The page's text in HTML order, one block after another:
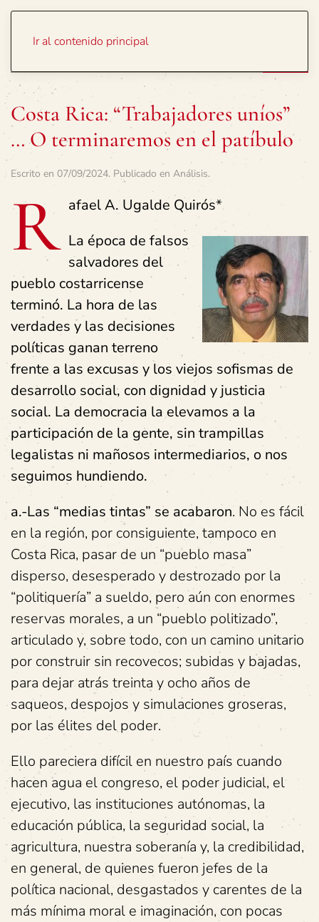
Ir al contenido principal
Costa Rica: “Trabajadores uníos”
… O terminaremos en el patíbulo
Escrito en 07/09/2024. Publicado en Análisis.
R afael A. Ugalde Quirós*
La época de falsos
salvadores del
pueblo costarricense
terminó. La hora de las
verdades y las decisiones
políticas ganan terreno
frente a las excusas y los viejos sofismas de
desarrollo social, con dignidad y justicia
social. La democracia la elevamos a la
participación de la gente, sin trampillas
legalistas ni mañosos intermediarios, o nos
seguimos hundiendo.
a.-Las “medias tintas” se acabaron. No es fácil
en la región, por consiguiente, tampoco en
Costa Rica, pasar de un “pueblo masa”
disperso, desesperado y destrozado por la
“politiquería” a sueldo, pero aún con enormes
reservas morales, a un “pueblo politizado”,
articulado y, sobre todo, con un camino unitario
por construir sin recovecos; subidas y bajadas,
para dejar atrás treinta y ocho años de
saqueos, despojos y simulaciones groseras,
por las élites del poder.
Ello pareciera difícil en nuestro país cuando
hacen agua el congreso, el poder judicial, el
ejecutivo, las instituciones autónomas, la
educación pública, la seguridad social, la
agricultura, nuestra soberanía y, la credibilidad,
en general, de quienes fueron jefes de la
política nacional, desgastados y carentes de la
más mínima moral e imaginación, con pocas